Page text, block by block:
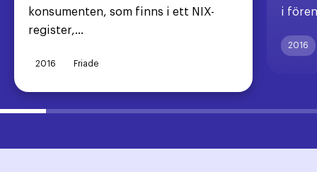
konsumenten, som finns i ett NIX-
register,...
2016 Friade
i
2016